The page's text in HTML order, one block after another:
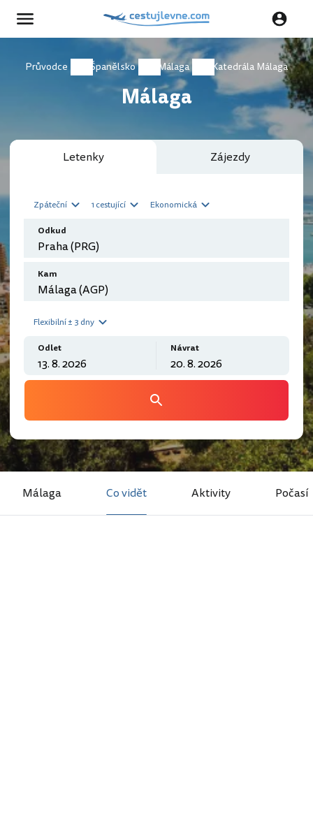
Průvodce Španělsko Málaga Katedrála Málaga
Málaga
Letenky Zájezdy
Zpáteční 1 cestující Ekonomická
Odkud
Kam
Flexibilní ± 3 dny
Odlet Návrat
Málaga Co vidět Aktivity Počasí